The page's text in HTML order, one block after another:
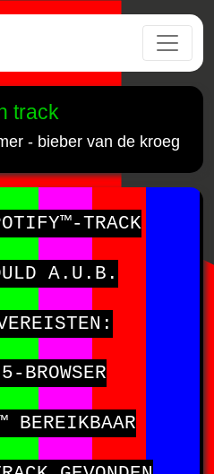
track
- bieber van de kroeg
TRACK
A.U.B.
BROWSER
BEREIKBAAR